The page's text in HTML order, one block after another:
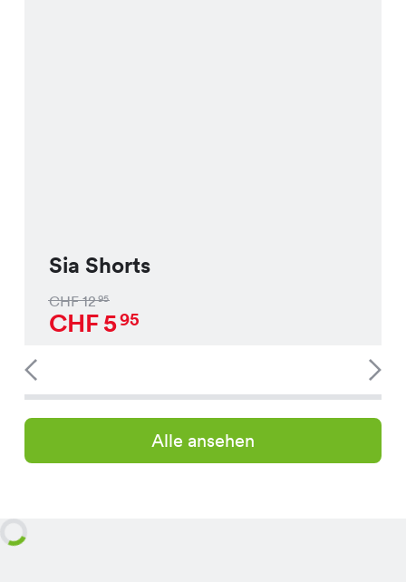
Sia Shorts
CHF1295
CHF595
Alle ansehen